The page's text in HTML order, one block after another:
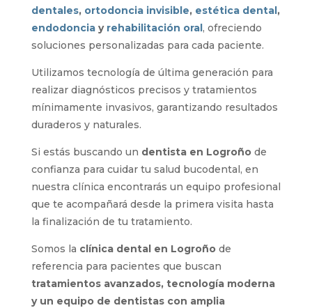
dentales, ortodoncia invisible, estética dental,
endodonciay rehabilitación oral, ofreciendo
soluciones personalizadas para cada paciente.
Utilizamos tecnología de última generación para
realizar diagnósticos precisos y tratamientos
mínimamente invasivos, garantizando resultados
duraderos y naturales.
Si estás buscando un dentista en Logroñode
confianza para cuidar tu salud bucodental, en
nuestra clínica encontrarás un equipo profesional
que te acompañará desde la primera visita hasta
la finalización de tu tratamiento.
Somos la clínica dental en Logroñode
referencia para pacientes que buscan
tratamientos avanzados, tecnología moderna
y un equipo de dentistas con amplia